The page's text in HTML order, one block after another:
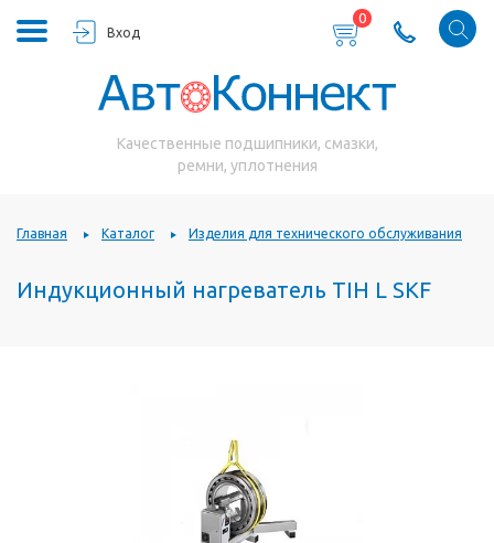
Вход
0
Качественные подшипники, смазки,
ремни, уплотнения
Главная Каталог Изделия для технического обслуживания
Индукционный нагреватель TIH L SKF